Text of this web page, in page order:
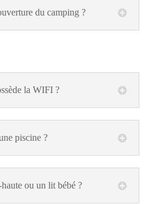
du camping ?
la WIFI ?
piscine ?
ou un lit bébé ?